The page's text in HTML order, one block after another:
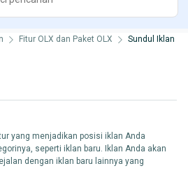
Fitur OLX dan Paket OLX Sundul Iklan
yang menjadikan posisi iklan Anda
seperti iklan baru. Iklan Anda akan
dengan iklan baru lainnya yang